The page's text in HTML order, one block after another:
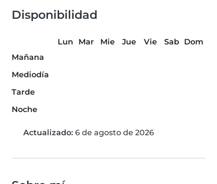
Disponibilidad
Lun Mar Mie Jue Vie Sab
Dom
Mañana
Mediodía
Tarde
Noche
Actualizado: 6 de agosto de 2026